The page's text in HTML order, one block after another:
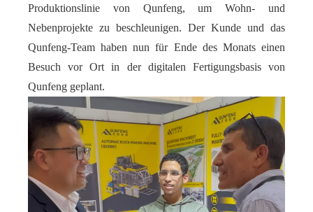
Produktionslinie von Qunfeng, um Wohn- und
Nebenprojekte zu beschleunigen. Der Kunde und das
Qunfeng-Team haben nun für Ende des Monats einen
Besuch vor Ort in der digitalen Fertigungsbasis von
Qunfeng geplant.